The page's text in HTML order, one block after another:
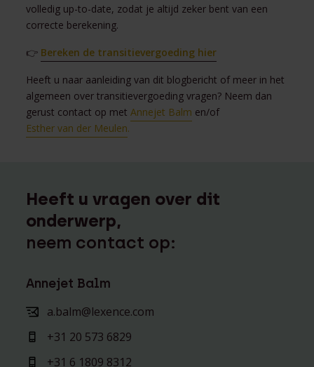
volledig up-to-date, zodat je altijd zeker bent van een
correcte berekening.
👉 Bereken de transitievergoeding hier
Heeft u naar aanleiding van dit blogbericht of meer in het
algemeen over transitievergoeding vragen? Neem dan
gerust contact op met Annejet Balm en/of
Esther van der Meulen.
Heeft u vragen over dit
onderwerp,
neem contact op:
Annejet Balm
a.balm@lexence.com
+31 20 573 6829
+31 6 1809 8312